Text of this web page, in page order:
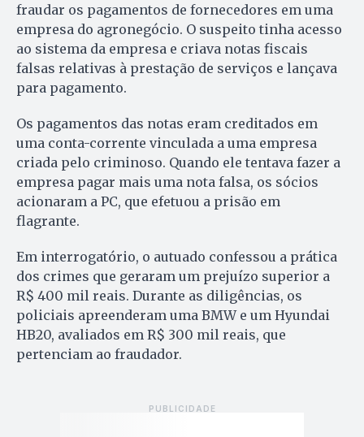
fraudar os pagamentos de fornecedores em uma
empresa do agronegócio. O suspeito tinha acesso
ao sistema da empresa e criava notas fiscais
falsas relativas à prestação de serviços e lançava
para pagamento.
Os pagamentos das notas eram creditados em
uma conta-corrente vinculada a uma empresa
criada pelo criminoso. Quando ele tentava fazer a
empresa pagar mais uma nota falsa, os sócios
acionaram a PC, que efetuou a prisão em
flagrante.
Em interrogatório, o autuado confessou a prática
dos crimes que geraram um prejuízo superior a
R$ 400 mil reais. Durante as diligências, os
policiais apreenderam uma BMW e um Hyundai
HB20, avaliados em R$ 300 mil reais, que
pertenciam ao fraudador.